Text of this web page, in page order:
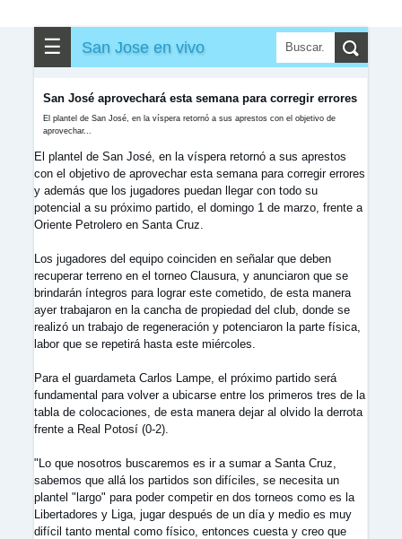
☰ San Jose en vivo
San José aprovechará esta semana para corregir errores
El plantel de San José, en la víspera retornó a sus aprestos con el objetivo de
aprovechar...
El plantel de San José, en la víspera retornó a sus aprestos
con el objetivo de aprovechar esta semana para corregir errores
y además que los jugadores puedan llegar con todo su
potencial a su próximo partido, el domingo 1 de marzo, frente a
Oriente Petrolero en Santa Cruz.
Los jugadores del equipo coinciden en señalar que deben
recuperar terreno en el torneo Clausura, y anunciaron que se
brindarán íntegros para lograr este cometido, de esta manera
ayer trabajaron en la cancha de propiedad del club, donde se
realizó un trabajo de regeneración y potenciaron la parte física,
labor que se repetirá hasta este miércoles.
Para el guardameta Carlos Lampe, el próximo partido será
fundamental para volver a ubicarse entre los primeros tres de la
tabla de colocaciones, de esta manera dejar al olvido la derrota
frente a Real Potosí (0-2).
"Lo que nosotros buscaremos es ir a sumar a Santa Cruz,
sabemos que allá los partidos son difíciles, se necesita un
plantel "largo" para poder competir en dos torneos como es la
Libertadores y Liga, jugar después de un día y medio es muy
difícil tanto mental como físico, entonces cuesta y creo que